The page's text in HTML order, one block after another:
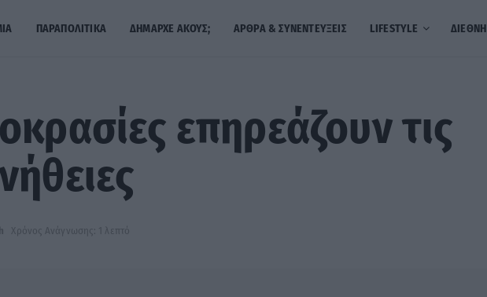
ΠΑΡΑΠΟΛΙΤΙΚΑ ΔΗΜΑΡΧE ΑΚΟΥΣ; ΑΡΘΡΑ & ΣΥΝΕΝΤΕΥΞΕΙΣ LIFESTYLE ΔΙΕΘΝΗ
επηρεάζουν τις
Χρόνος Ανάγνωσης: 1 λεπτό